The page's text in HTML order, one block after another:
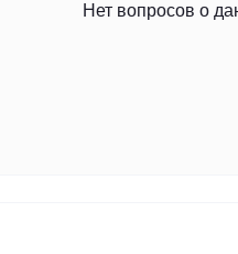
Нет вопросов о